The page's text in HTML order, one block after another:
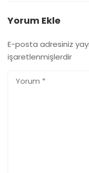
Yorum Ekle
E-posta adresiniz
işaretlenmişlerdir